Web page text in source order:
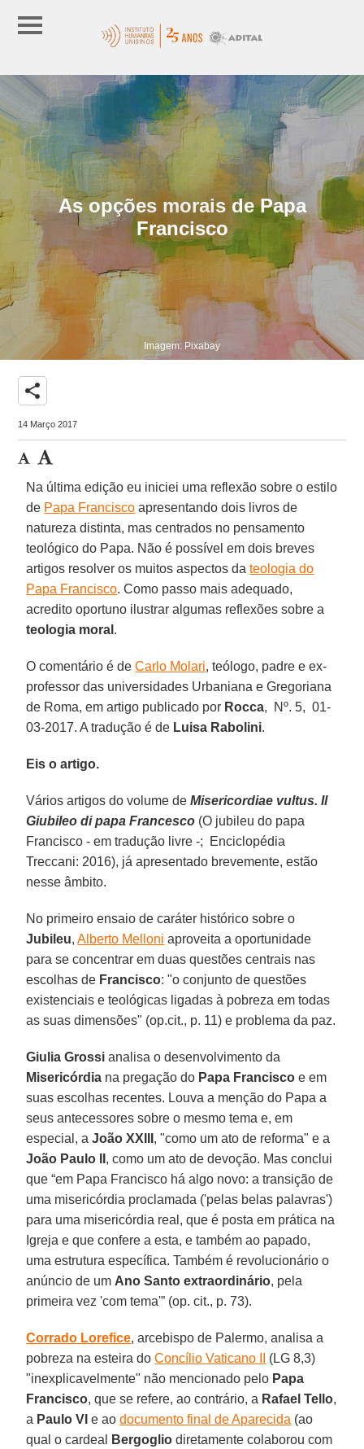
As opções morais de Papa
Francisco
Imagem: Pixabay
share
14 Março 2017
Na última edição eu iniciei uma reflexão sobre o estilo
de Papa Francisco apresentando dois livros de
natureza distinta, mas centrados no pensamento
teológico do Papa. Não é possível em dois breves
artigos resolver os muitos aspectos dateologia do
Papa Francisco. Como passo mais adequado,
acredito oportuno ilustrar algumas reflexões sobre a
teologia moral .
O comentário é deCarlo Molari, teólogo, padre e ex-
professor das universidades Urbaniana e Gregoriana
de Roma, em artigo publicado por Rocca, Nº. 5, 01-
03-2017. A tradução é de Luisa Rabolini.
Eis o artigo.
Vários artigos do volume deMisericordiae vultus. Il
Giubileo di papa Francesco (O jubileu do papa
Francisco - em tradução livre -; Enciclopédia
Treccani: 2016), já apresentado brevemente, estão
nesse âmbito.
No primeiro ensaio de caráter histórico sobre o
Jubileu,Alberto Melloni aproveita a oportunidade
para se concentrar em duas questões centrais nas
escolhas de Francisco: "o conjunto de questões
existenciais e teológicas ligadas à pobreza em todas
as suas dimensões" (op.cit., p. 11) e problema da paz.
Giulia Grossi analisa o desenvolvimento da
Misericórdia na pregação do Papa Francisco e em
suas escolhas recentes. Louva a menção do Papa a
seus antecessores sobre o mesmo tema e, em
especial, aJoão XXIII , "como um ato de reforma" e a
João Paulo II , como um ato de devoção. Mas conclui
que “em Papa Francisco há algo novo: a transição de
uma misericórdia proclamada ('pelas belas palavras')
para uma misericórdia real, que é posta em prática na
Igreja e que confere a esta, e também ao papado,
uma estrutura específica. Também é revolucionário o
anúncio de um Ano Santo extraordinário, pela
primeira vez 'com tema'” (op. cit., p. 73).
Corrado Lorefice, arcebispo de Palermo, analisa a
pobreza na esteira doConcílio Vaticano II
(LG 8,3)
"inexplicavelmente" não mencionado pelo Papa
Francisco, que se refere, ao contrário, a Rafael Tello,
a Paulo VI e aodocumento final de Aparecida (ao
qual o cardeal
Bergoglio diretamente colaborou com